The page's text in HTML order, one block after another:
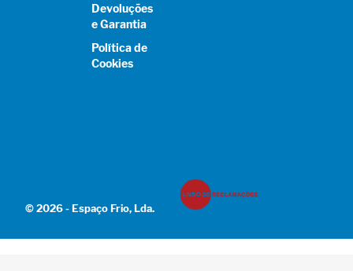
Devoluções
e Garantia
Política de
Cookies
© 2026 - Espaço Frio, Lda.